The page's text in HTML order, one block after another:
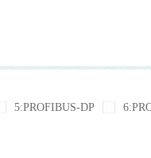
5:PROFIBUS-DP